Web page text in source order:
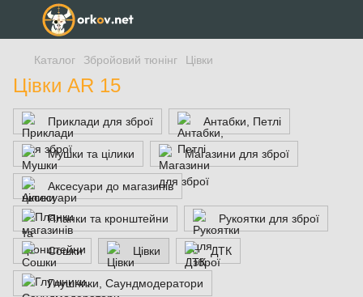
Каталог Збройовий тюнінг Цівки
Цівки AR 15
Приклади для зброї Антабки, Петлі
Мушки та цілики Магазини для зброї
Аксесуари до магазинів
Планки та кронштейни Рукоятки для зброї
Сошки Цівки ДТК
Глушники, Саундмодератори